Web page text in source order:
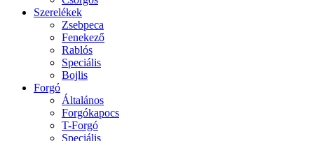
Szerelékek
Zsebpeca
Fenekező
Rablós
Speciális
Bojlis
Forgó
Általános
Forgókapocs
T-Forgó
Speciális